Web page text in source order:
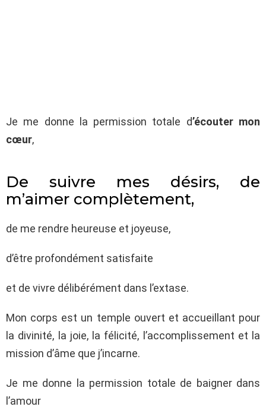
Je me donne la permission totale d’écouter mon
cœur,
De suivre mes désirs, de
m’aimer complètement,
de me rendre heureuse et joyeuse,
d’être profondément satisfaite
et de vivre délibérément dans l’extase.
Mon corps est un temple ouvert et accueillant pour
la divinité, la joie, la félicité, l’accomplissement et la
mission d’âme que j’incarne.
Je me donne la permission totale de baigner dans
l’amour